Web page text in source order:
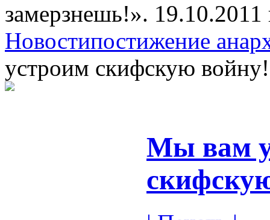
замерзнешь!». 19.10.2011
Новостипостижение
устроим скифскую войну!
Мы вам